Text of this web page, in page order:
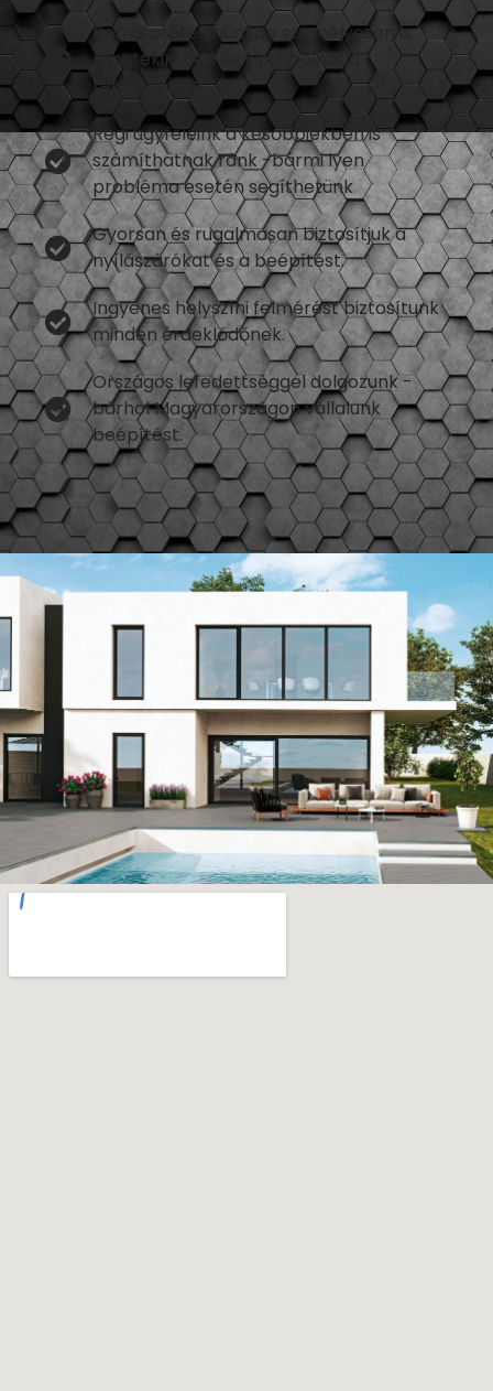
Bemutatótermünkbe személyesen is
megtekintheti és kipróbálhatja
termékeinket.
Régi ügyfeleink a későbbiekben is
számíthatnak ránk -bármi lyen
probléma esetén segíthetünk
Gyorsan és rugalmasan biztosítjuk a
nyílászárókat és a beépítést.
Ingyenes helyszíni felmérést biztosítunk
minden érdeklődőnek.
Országos lefedettséggel dolgozunk -
bárhol Magyarországon vállalunk
beépítést.